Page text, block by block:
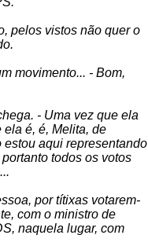
pelos vistos não quer o
movimento... - Bom,
- Uma vez que ela
ela é, é, Melita, de
aqui representando
todos os votos
por títixas votarem-
com o ministro de
naquela lugar, com